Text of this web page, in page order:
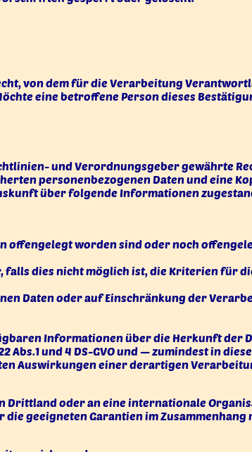
von dem für die Verarbeitung
eine betroffene Person dieses
und Verordnungsgeber gewährte
personenbezogenen Daten und eine
über folgende Informationen
offengelegt worden sind oder noch
dies nicht möglich ist, die Kriterien für
Daten oder auf Einschränkung der
Informationen über die Herkunft der
und 4 DS-GVO und — zumindest in
Auswirkungen einer derartigen
Drittland oder an eine internationale
geeigneten Garantien im Zusammenhang